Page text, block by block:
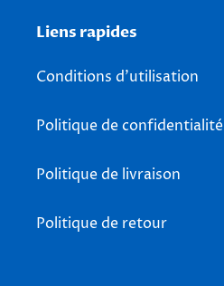
Liens rapides
Conditions d'utilisation
Politique de confidentialité
Politique de livraison
Politique de retour